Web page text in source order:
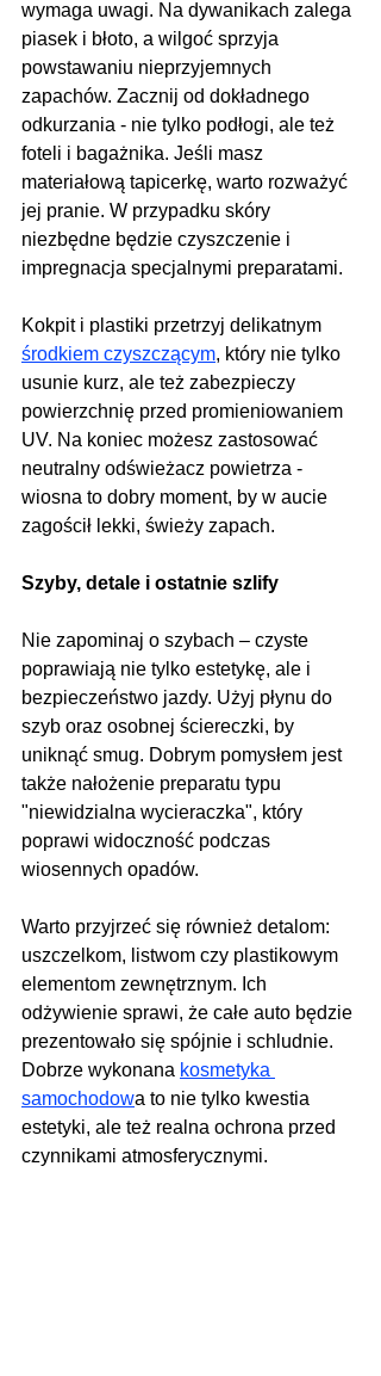
wymaga uwagi. Na dywanikach zalega
piasek i błoto, a wilgoć sprzyja
powstawaniu nieprzyjemnych
zapachów. Zacznij od dokładnego
odkurzania - nie tylko podłogi, ale też
foteli i bagażnika. Jeśli masz
materiałową tapicerkę, warto rozważyć
jej pranie. W przypadku skóry
niezbędne będzie czyszczenie i
impregnacja specjalnymi preparatami.
Kokpit i plastiki przetrzyj delikatnym
środkiem czyszczącym, który nie tylko
usunie kurz, ale też zabezpieczy
powierzchnię przed promieniowaniem
UV. Na koniec możesz zastosować
neutralny odświeżacz powietrza -
wiosna to dobry moment, by w aucie
zagościł lekki, świeży zapach.
Szyby, detale i ostatnie szlify
Nie zapominaj o szybach – czyste
poprawiają nie tylko estetykę, ale i
bezpieczeństwo jazdy. Użyj płynu do
szyb oraz osobnej ściereczki, by
uniknąć smug. Dobrym pomysłem jest
także nałożenie preparatu typu
"niewidzialna wycieraczka", który
poprawi widoczność podczas
wiosennych opadów.
Warto przyjrzeć się również detalom:
uszczelkom, listwom czy plastikowym
elementom zewnętrznym. Ich
odżywienie sprawi, że całe auto będzie
prezentowało się spójnie i schludnie.
Dobrze wykonana kosmetyka
samochodowa to nie tylko kwestia
estetyki, ale też realna ochrona przed
czynnikami atmosferycznymi.